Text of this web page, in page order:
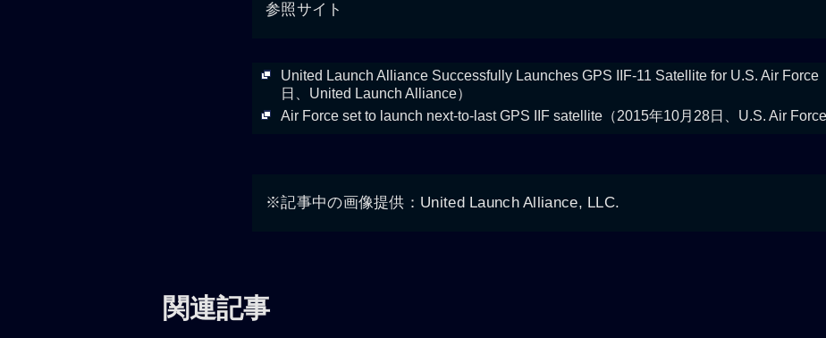
参照サイト
United Launch Alliance Successfully Launches GPS IIF-11 Satellite for U.S. Air Force
日、United Launch Alliance）
Air Force set to launch next-to-last GPS IIF satellite（2015年10月28日、U.S. Air Force
※記事中の画像提供：United Launch Alliance, LLC.
関連記事